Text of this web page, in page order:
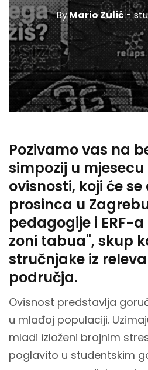
ByMario Zulić-
Pozivamo vas na
simpozij u
ovisnosti, koji će
prosinca u
pedagogije i ERF-
zoni tabua", skup
stručnjake iz
područja.
Ovisnost predstavlja
u mlađoj populaciji.
mladi izloženi brojnim
poglavito u studentskim